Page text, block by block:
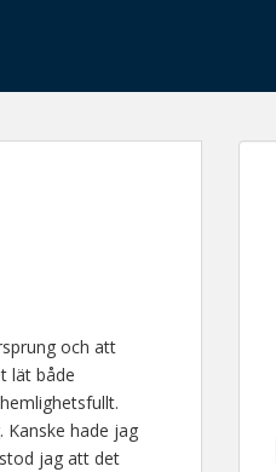
och att
lät både
hade jag
jag att det